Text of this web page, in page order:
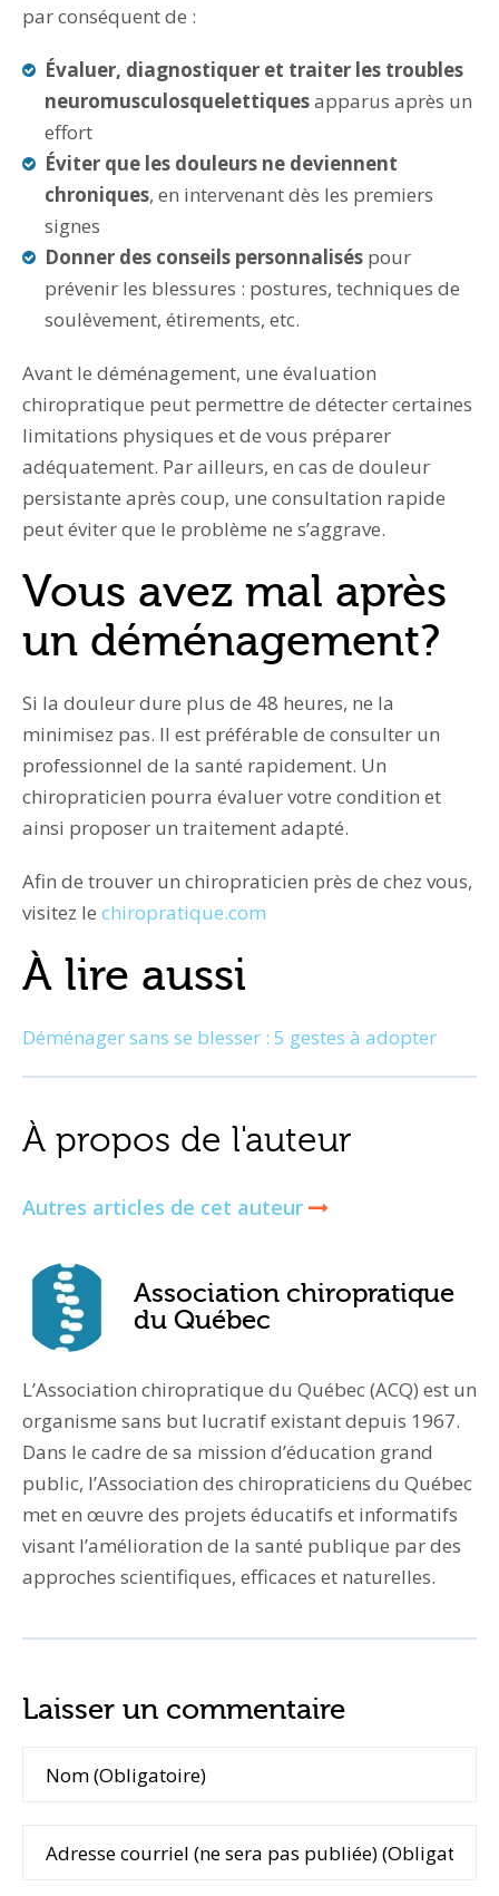
par conséquent de :
Évaluer, diagnostiquer et traiter les troubles
neuromusculosquelettiquesapparus après un
effort
Éviter que les douleurs ne deviennent
chroniques, en intervenant dès les premiers
signes
Donner des conseils personnalisés pour
prévenir les blessures : postures, techniques de
soulèvement, étirements, etc.
Avant le déménagement, une évaluation
chiropratique peut permettre de détecter certaines
limitations physiques et de vous préparer
adéquatement. Par ailleurs, en cas de douleur
persistante après coup, une consultation rapide
peut éviter que le problème ne s’aggrave.
Vous avez mal après
un déménagement?
Si la douleur dure plus de 48 heures, ne la
minimisez pas. Il est préférable de consulter un
professionnel de la santé rapidement. Un
chiropraticien pourra évaluer votre condition et
ainsi proposer un traitement adapté.
Afin de trouver un chiropraticien près de chez vous,
visitez le chiropratique.com
À lire aussi
Déménager sans se blesser : 5 gestes à adopter
À propos de l'auteur
Autres articles de cet auteur
Association chiropratique
du Québec
L’Association chiropratique du Québec (ACQ) est un
organisme sans but lucratif existant depuis 1967.
Dans le cadre de sa mission d’éducation grand
public, l’Association des chiropraticiens du Québec
met en œuvre des projets éducatifs et informatifs
visant l’amélioration de la santé publique par des
approches scientifiques, efficaces et naturelles.
Laisser un commentaire